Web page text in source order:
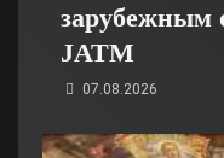
зарубежным
JATM
07.08.2026